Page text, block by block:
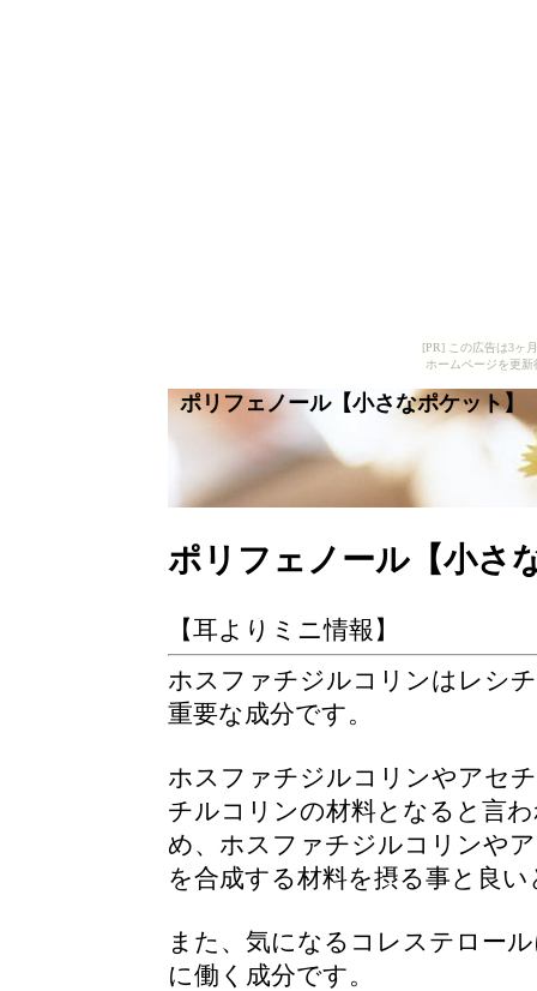
[PR] この広告は3ヶ
ホームページを更
ポリフェノール【小さなポケット】
ポリフェノール【小さ
【耳よりミニ情報】
ホスファチジルコリンはレシ
重要な成分です。
ホスファチジルコリンやアセ
チルコリンの材料となると言
め、ホスファチジルコリンや
を合成する材料を摂る事と良
また、気になるコレステロー
に働く成分です。